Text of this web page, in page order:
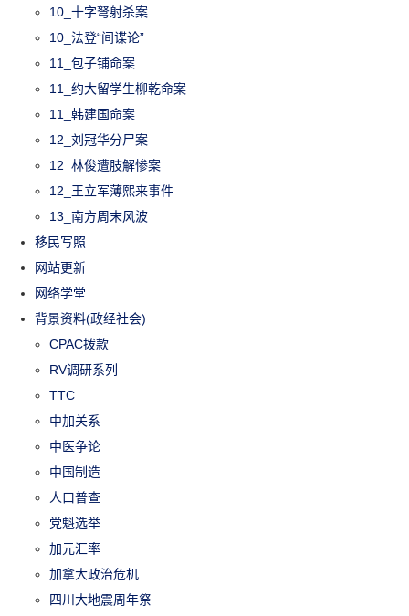
10_十字弩射杀案
10_法登“间谍论”
11_包子铺命案
11_约大留学生柳乾命案
11_韩建国命案
12_刘冠华分尸案
12_林俊遭肢解惨案
12_王立军薄熙来事件
13_南方周末风波
移民写照
网站更新
网络学堂
背景资料(政经社会)
CPAC拨款
RV调研系列
TTC
中加关系
中医争论
中国制造
人口普查
党魁选举
加元汇率
加拿大政治危机
四川大地震周年祭